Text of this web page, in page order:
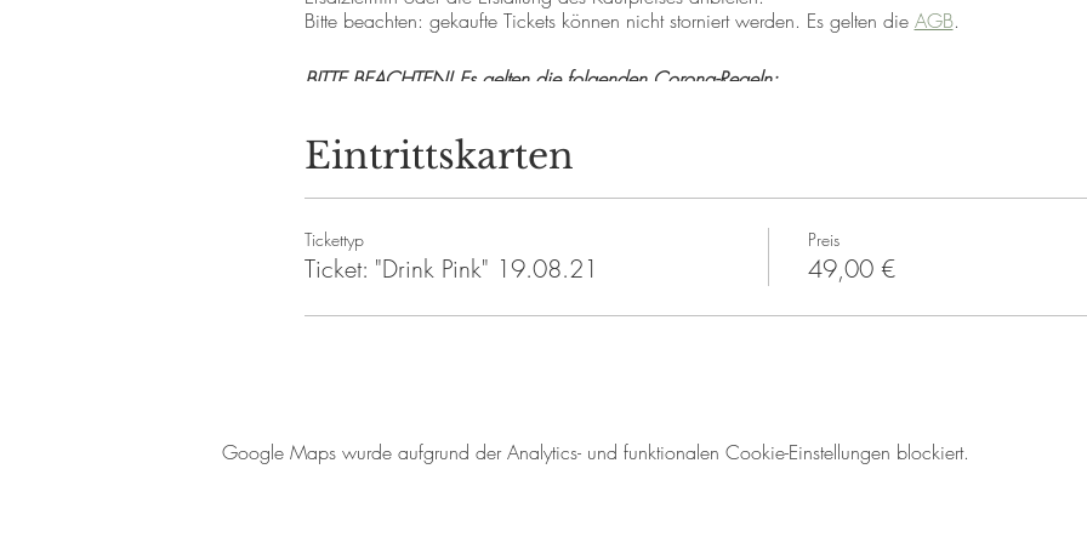
Bitte beachten: gekaufte Tickets können nicht storniert werden. Es gelten die AGB.
BITTE BEACHTEN! Es gelten die folgenden Corona-Regeln:
(nicht älter als 24h beim Verlassen des Seminars, von einer zertifizierten Stelle)
> ODER GEIMPFT / GENESEN (nur mit gültigem Nachweis)
> Kontaktnachverfolgung: mit der Luca-App / Kontaktformularen
Personen, die die Sicherheitsregeln nicht beachten, werden leider von der Teilnahme
Hier ist der
Link zu den Testzentren in Mannheim.
#frauriesling #weinseminare #mannheim #weinzimmer #geheimtippmannheim
Eintrittskarten
Tickettyp
Ticket: "Drink Pink" 19.08.21
Preis
49,00 €
Google Maps wurde aufgrund der Analytics- und funktionalen Cookie-Einstellungen blockiert.